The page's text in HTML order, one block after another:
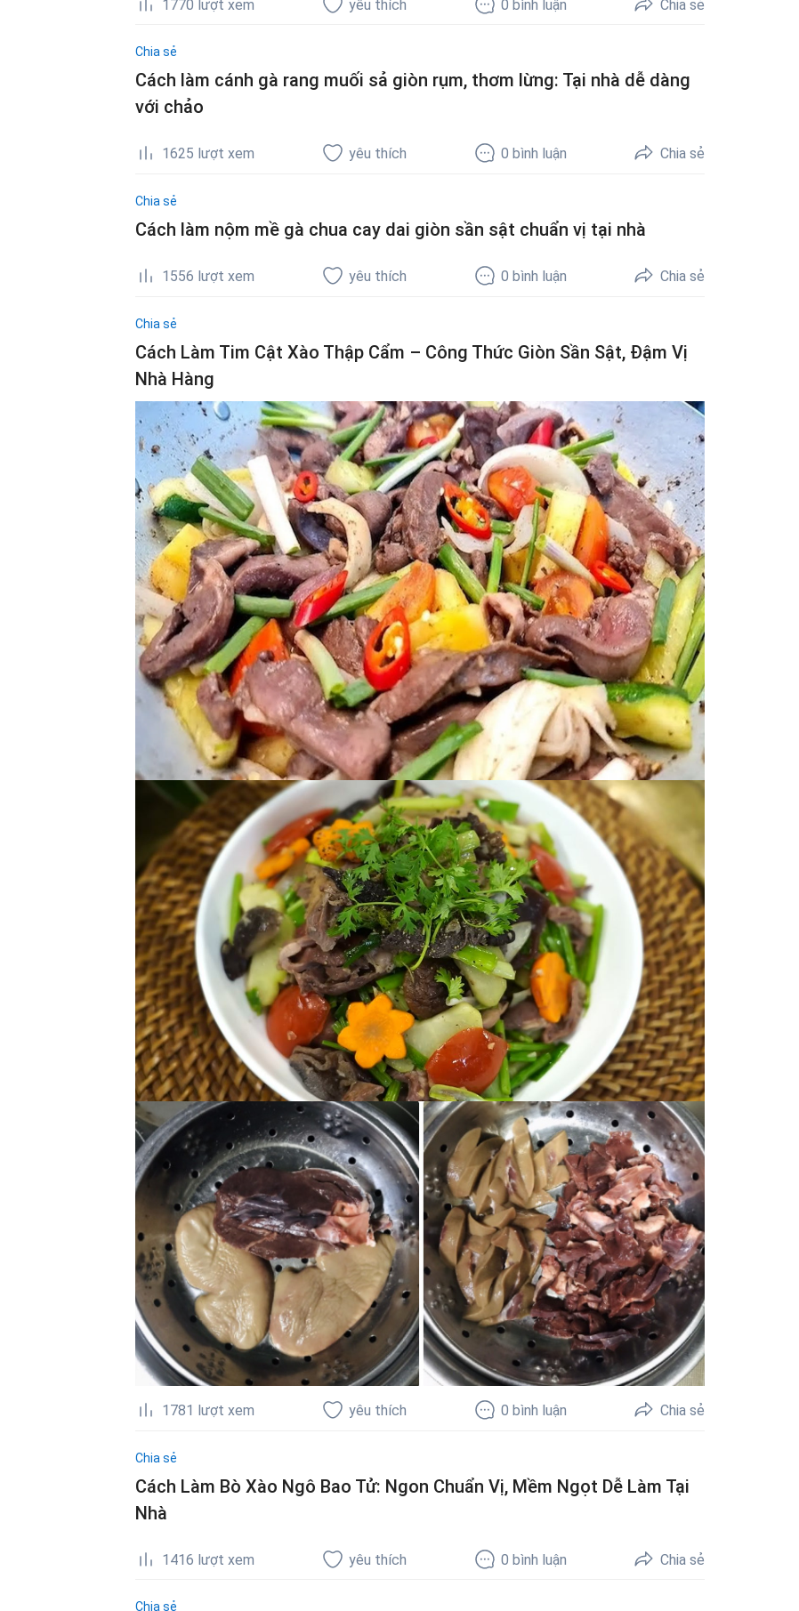
1770 lượt xem yêu thích 0 bình luận Chia sẻ
Chia sẻ
Cách làm cánh gà rang muối sả giòn rụm, thơm lừng: Tại nhà dễ dàng
với chảo
1625 lượt xem yêu thích 0 bình luận Chia sẻ
Chia sẻ
Cách làm nộm mề gà chua cay dai giòn sần sật chuẩn vị tại nhà
1556 lượt xem yêu thích 0 bình luận Chia sẻ
Chia sẻ
Cách Làm Tim Cật Xào Thập Cẩm – Công Thức Giòn Sần Sật, Đậm Vị
Nhà Hàng
1781 lượt xem yêu thích 0 bình luận Chia sẻ
Chia sẻ
Cách Làm Bò Xào Ngô Bao Tử: Ngon Chuẩn Vị, Mềm Ngọt Dễ Làm Tại
Nhà
1416 lượt xem yêu thích 0 bình luận Chia sẻ
Chia sẻ